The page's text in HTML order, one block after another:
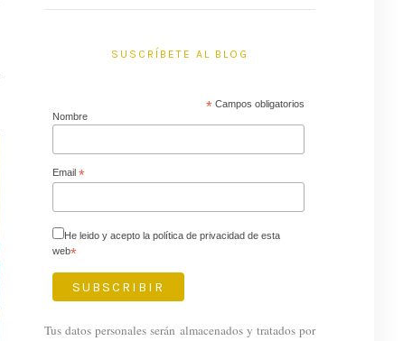
SUSCRÍBETE AL BLOG
* Campos obligatorios
Nombre
Email *
He leido y acepto la política de privacidad de esta
web*
Tus datos personales serán almacenados y tratados por